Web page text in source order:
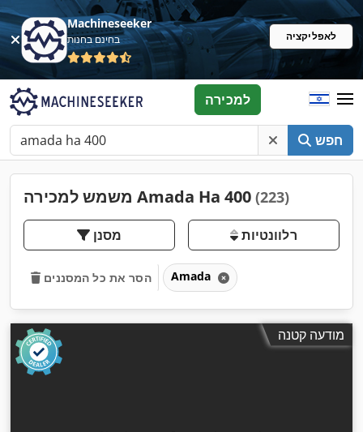
Machineseeker
בחינם בחנות לאפליקציה
חפש
למכירה
משמש למכירה Amada Ha 400 (223)
מסנן רלוונטיות
הסר את כל המסננים Amada
מודעה קטנה